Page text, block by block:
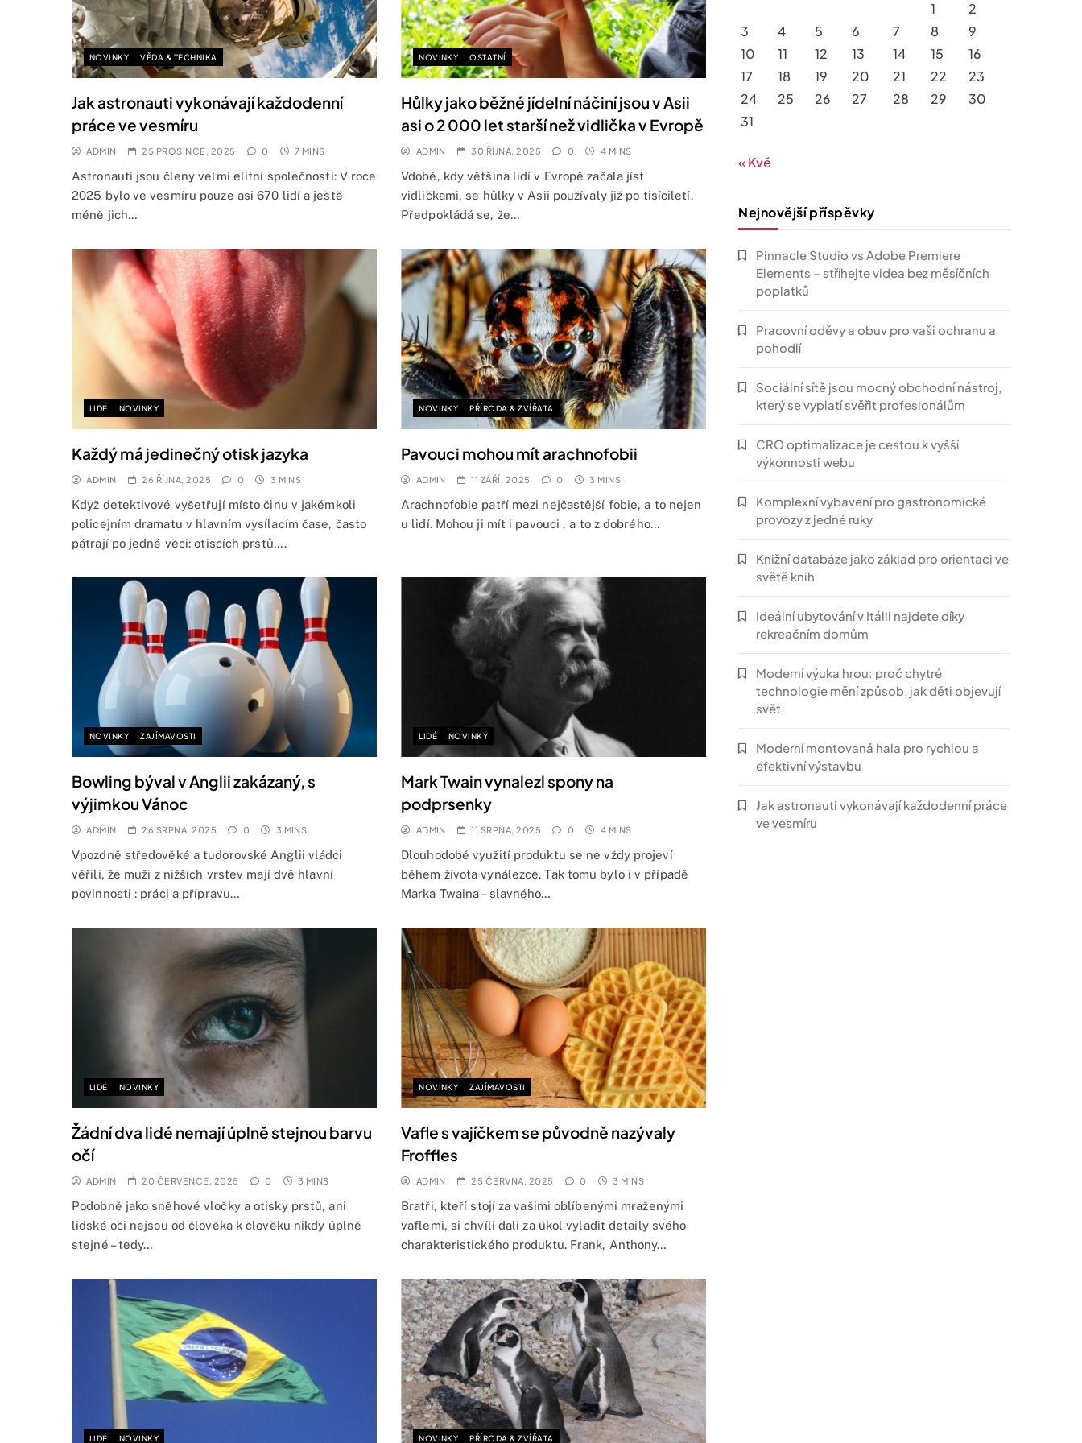
NOVINKY VĚDA & TECHNIKA
Jak astronauti vykonávají každodenní
práce ve vesmíru
ADMIN 25 PROSINCE, 2025 0 7 MINS
Astronauti jsou členy velmi elitní společnosti: V roce
2025 bylo ve vesmíru pouze asi 670 lidí a ještě
méně jich…
NOVINKY OSTATNÍ
Hůlky jako běžné jídelní náčiní jsou v Asii
asi o 2 000 let starší než vidlička v Evropě
ADMIN 30 ŘÍJNA, 2025 0 4 MINS
Vdobě, kdy většina lidí v Evropě začala jíst
vidličkami, se hůlky v Asii používaly již po tisíciletí.
Předpokládá se, že…
LIDÉ NOVINKY
Každý má jedinečný otisk jazyka
ADMIN 26 ŘÍJNA, 2025 0 3 MINS
Když detektivové vyšetřují místo činu v jakémkoli
policejním dramatu v hlavním vysílacím čase, často
pátrají po jedné věci: otiscích prstů….
NOVINKY PŘÍRODA & ZVÍŘATA
Pavouci mohou mít arachnofobii
ADMIN 11 ZÁŘÍ, 2025 0 3 MINS
Arachnofobie patří mezi nejčastější fobie, a to nejen
u lidí. Mohou ji mít i pavouci , a to z dobrého…
NOVINKY ZAJÍMAVOSTI
Bowling býval v Anglii zakázaný, s
výjimkou Vánoc
ADMIN 26 SRPNA, 2025 0 3 MINS
Vpozdně středověké a tudorovské Anglii vládci
věřili, že muži z nižších vrstev mají dvě hlavní
povinnosti : práci a přípravu…
LIDÉ NOVINKY
Mark Twain vynalezl spony na
podprsenky
ADMIN 11 SRPNA, 2025 0 4 MINS
Dlouhodobé využití produktu se ne vždy projeví
během života vynálezce. Tak tomu bylo i v případě
Marka Twaina – slavného…
LIDÉ NOVINKY
Žádní dva lidé nemají úplně stejnou barvu
očí
ADMIN 20 ČERVENCE, 2025 0 3 MINS
Podobně jako sněhové vločky a otisky prstů, ani
lidské oči nejsou od člověka k člověku nikdy úplně
stejné – tedy…
NOVINKY ZAJÍMAVOSTI
Vafle s vajíčkem se původně nazývaly
Froffles
ADMIN 25 ČERVNA, 2025 0 3 MINS
Bratři, kteří stojí za vašimi oblíbenými mraženými
vaflemi, si chvíli dali za úkol vyladit detaily svého
charakteristického produktu. Frank, Anthony…
LIDÉ NOVINKY NOVINKY PŘÍRODA & ZVÍŘATA
1
2
3
4 5 6 7 8
9
10
11 12 13 14 15
16
17
18 19 20 21 22
23
24
25 26 27 28 29
30
31
« Kvě
Nejnovější příspěvky
Pinnacle Studio vs Adobe Premiere
Elements – stříhejte videa bez měsíčních
poplatků
Pracovní oděvy a obuv pro vaši ochranu a
pohodlí
Sociální sítě jsou mocný obchodní nástroj,
který se vyplatí svěřit profesionálům
CRO optimalizace je cestou k vyšší
výkonnosti webu
Komplexní vybavení pro gastronomické
provozy z jedné ruky
Knižní databáze jako základ pro orientaci ve
světě knih
Ideální ubytování v Itálii najdete díky
rekreačním domům
Moderní výuka hrou: proč chytré
technologie mění způsob, jak děti objevují
svět
Moderní montovaná hala pro rychlou a
efektivní výstavbu
Jak astronauti vykonávají každodenní práce
ve vesmíru